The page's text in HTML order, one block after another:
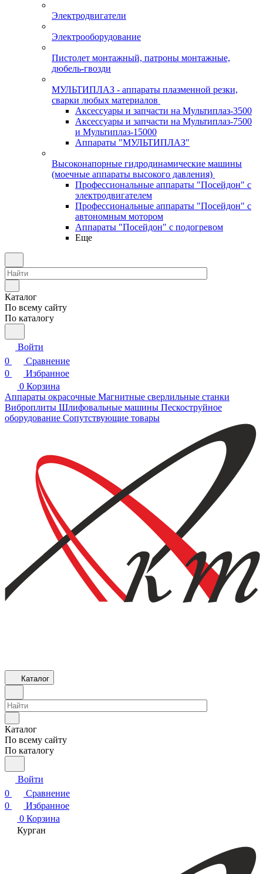
Электродвигатели
Электрооборудование
Пистолет монтажный, патроны монтажные,
дюбель-гвозди
МУЛЬТИПЛАЗ - аппараты плазменной резки,
сварки любых материалов
Аксессуары и запчасти на Мультиплаз-3500
Аксессуары и запчасти на Мультиплаз-7500
и Мультиплаз-15000
Аппараты "МУЛЬТИПЛАЗ"
Высоконапорные гидродинамические машины
(моечные аппараты высокого давления)
Профессиональные аппараты "Посейдон" с
электродвигателем
Профессиональные аппараты "Посейдон" с
автономным мотором
Аппараты "Посейдон" с подогревом
Еще
Каталог
По всему сайту
По каталогу
Войти
0
Сравнение
0
Избранное
0 Корзина
Аппараты окрасочные Магнитные сверлильные станки
Виброплиты Шлифовальные машины Пескоструйное
оборудование Сопутствующие товары
Каталог
Каталог
По всему сайту
По каталогу
Войти
0
Сравнение
0
Избранное
0 Корзина
Курган